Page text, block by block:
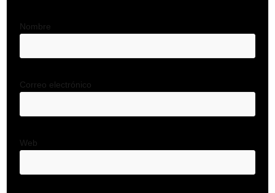
Nombre
Correo electrónico
Web